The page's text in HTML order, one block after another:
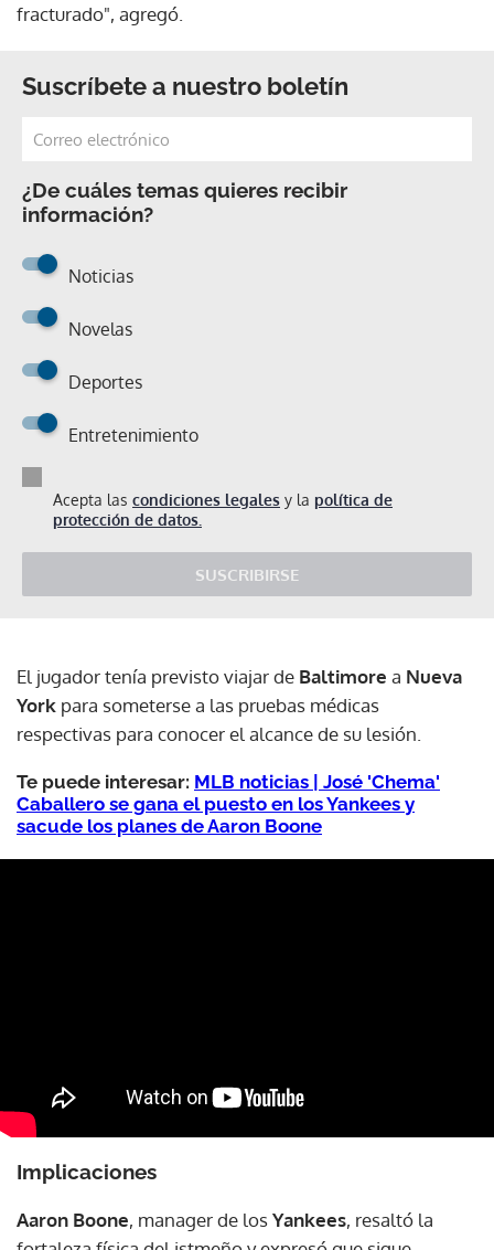
fracturado", agregó.
Suscríbete a nuestro boletín
¿De cuáles temas quieres recibir
información?
Noticias
Novelas
Deportes
Entretenimiento
Acepta las condiciones legales y la política de
protección de datos.
SUSCRIBIRSE
El jugador tenía previsto viajar de Baltimore a Nueva
York para someterse a las pruebas médicas
respectivas para conocer el alcance de su lesión.
Te puede interesar: MLB noticias | José 'Chema'
Caballero se gana el puesto en los Yankees y
sacude los planes de Aaron Boone
Implicaciones
Aaron Boone, manager de losYankees, resaltó la